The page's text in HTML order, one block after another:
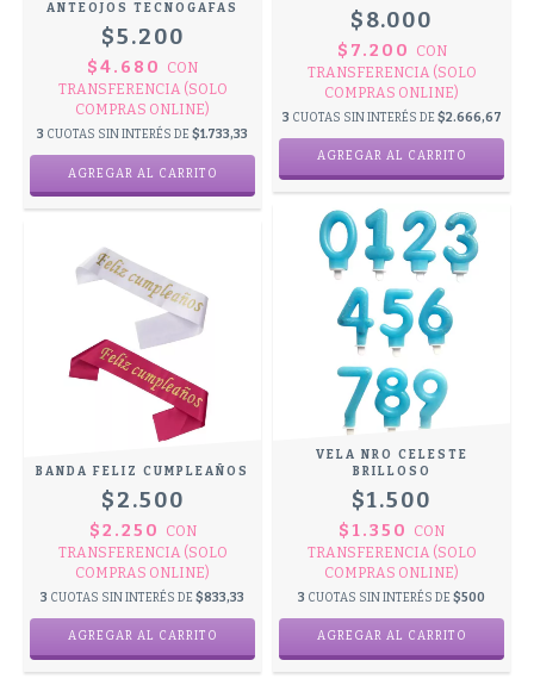
ANTEOJOS TECNOGAFAS
$5.200
$4.680
CON
TRANSFERENCIA (SOLO
COMPRAS ONLINE)
3 CUOTAS SIN INTERÉS DE $1.733,33
$8.000
$7.200
CON
TRANSFERENCIA (SOLO
COMPRAS ONLINE)
3 CUOTAS SIN INTERÉS DE $2.666,67
AGREGAR AL CARRITO
BANDA FELIZ CUMPLEAÑOS
$2.500
$2.250
CON
TRANSFERENCIA (SOLO
COMPRAS ONLINE)
3 CUOTAS SIN INTERÉS DE $833,33
AGREGAR AL CARRITO
VELA NRO CELESTE
BRILLOSO
$1.500
$1.350
CON
TRANSFERENCIA (SOLO
COMPRAS ONLINE)
3 CUOTAS SIN INTERÉS DE $500
AGREGAR AL CARRITO